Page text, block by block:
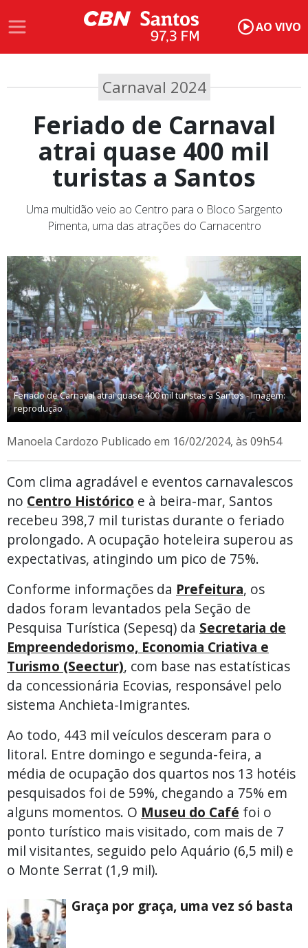
AO VIVO
Carnaval 2024
Feriado de Carnaval
atrai quase 400 mil
turistas a Santos
Uma multidão veio ao Centro para o Bloco Sargento
Pimenta, uma das atrações do Carnacentro
Feriado de Carnaval atrai quase 400 mil turistas a Santos - Imagem:
reprodução
Manoela Cardozo Publicado em 16/02/2024, às 09h54
Com clima agradável e eventos carnavalescos
no Centro Histórico e à beira-mar, Santos
recebeu 398,7 mil turistas durante o feriado
prolongado. A ocupação hoteleira superou as
expectativas, atingindo um pico de 75%.
Conforme informações da Prefeitura, os
dados foram levantados pela Seção de
Pesquisa Turística (Sepesq) da Secretaria de
Empreendedorismo, Economia Criativa e
Turismo (Seectur), com base nas estatísticas
da concessionária Ecovias, responsável pelo
sistema Anchieta-Imigrantes.
Ao todo, 443 mil veículos desceram para o
litoral. Entre domingo e segunda-feira, a
média de ocupação dos quartos nos 13 hotéis
pesquisados foi de 59%, chegando a 75% em
alguns momentos. O Museu do Café foi o
ponto turístico mais visitado, com mais de 7
mil visitantes, seguido pelo Aquário (6,5 mil) e
o Monte Serrat (1,9 mil).
Graça por graça, uma vez só basta